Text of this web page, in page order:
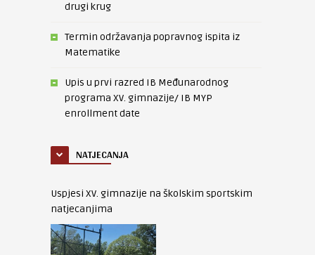
drugi krug
Termin održavanja popravnog ispita iz
Matematike
Upis u prvi razred IB Međunarodnog
programa XV. gimnazije/ IB MYP
enrollment date
NATJECANJA
Uspjesi XV. gimnazije na školskim sportskim
natjecanjima